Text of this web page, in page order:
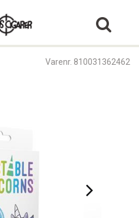
Varenr. 810031362462